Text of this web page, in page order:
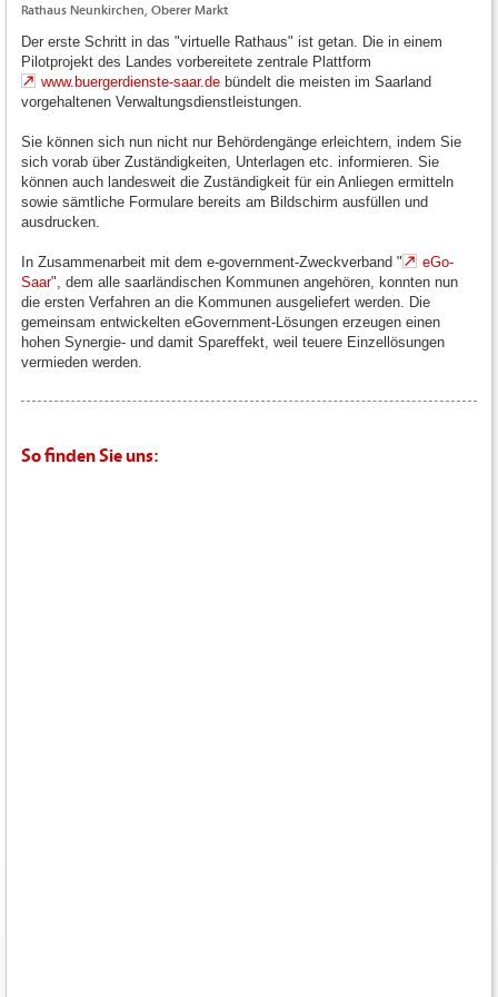
Rathaus Neunkirchen, Oberer Markt
Der erste Schritt in das "virtuelle Rathaus" ist getan. Die in einem
Pilotprojekt des Landes vorbereitete zentrale Plattform
www.buergerdienste-saar.de bündelt die meisten im Saarland
vorgehaltenen Verwaltungsdienstleistungen.
Sie können sich nun nicht nur Behördengänge erleichtern, indem Sie
sich vorab über Zuständigkeiten, Unterlagen etc. informieren. Sie
können auch landesweit die Zuständigkeit für ein Anliegen ermitteln
sowie sämtliche Formulare bereits am Bildschirm ausfüllen und
ausdrucken.
In Zusammenarbeit mit dem e-government-Zweckverband "
eGo-
Saar", dem alle saarländischen Kommunen angehören, konnten nun
die ersten Verfahren an die Kommunen ausgeliefert werden. Die
gemeinsam entwickelten eGovernment-Lösungen erzeugen einen
hohen Synergie- und damit Spareffekt, weil teuere Einzellösungen
vermieden werden.
So finden Sie uns: